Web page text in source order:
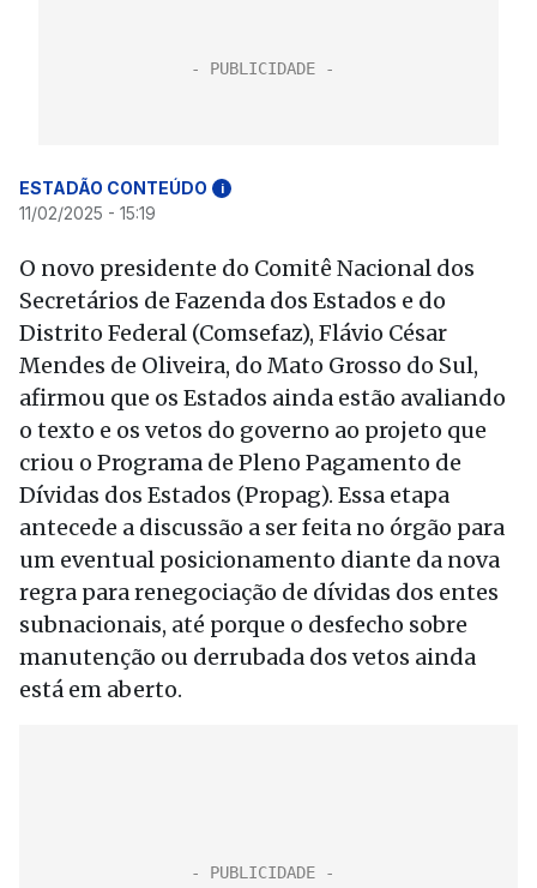
ESTADÃO CONTEÚDO i
11/02/2025 - 15:19
O novo presidente do Comitê Nacional dos
Secretários de Fazenda dos Estados e do
Distrito Federal (Comsefaz), Flávio César
Mendes de Oliveira, do Mato Grosso do Sul,
afirmou que os Estados ainda estão avaliando
o texto e os vetos do governo ao projeto que
criou o Programa de Pleno Pagamento de
Dívidas dos Estados (Propag). Essa etapa
antecede a discussão a ser feita no órgão para
um eventual posicionamento diante da nova
regra para renegociação de dívidas dos entes
subnacionais, até porque o desfecho sobre
manutenção ou derrubada dos vetos ainda
está em aberto.